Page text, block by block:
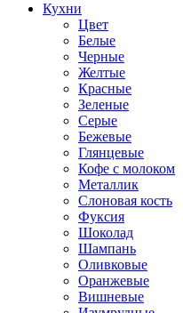
Кухни
Цвет
Белые
Черные
Желтые
Красные
Зеленые
Серые
Бежевые
Глянцевые
Кофе с молоком
Металлик
Слоновая кость
Фуксия
Шоколад
Шампань
Оливковые
Оранжевые
Вишневые